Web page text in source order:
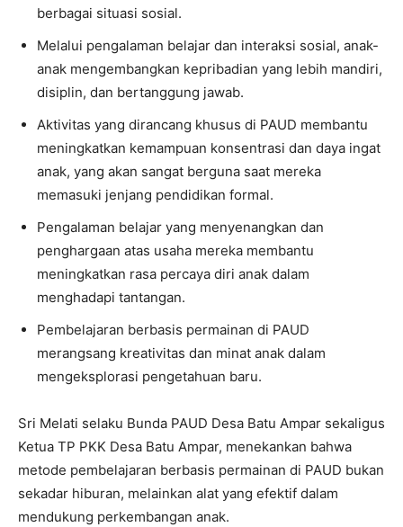
berbagai situasi sosial.
Melalui pengalaman belajar dan interaksi sosial, anak-
anak mengembangkan kepribadian yang lebih mandiri,
disiplin, dan bertanggung jawab.
Aktivitas yang dirancang khusus di PAUD membantu
meningkatkan kemampuan konsentrasi dan daya ingat
anak, yang akan sangat berguna saat mereka
memasuki jenjang pendidikan formal.
Pengalaman belajar yang menyenangkan dan
penghargaan atas usaha mereka membantu
meningkatkan rasa percaya diri anak dalam
menghadapi tantangan.
Pembelajaran berbasis permainan di PAUD
merangsang kreativitas dan minat anak dalam
mengeksplorasi pengetahuan baru.
Sri Melati selaku Bunda PAUD Desa Batu Ampar sekaligus
Ketua TP PKK Desa Batu Ampar, menekankan bahwa
metode pembelajaran berbasis permainan di PAUD bukan
sekadar hiburan, melainkan alat yang efektif dalam
mendukung perkembangan anak.